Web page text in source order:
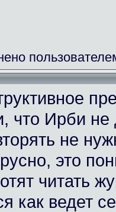
что Ирби не
не
это
читать
как ведет